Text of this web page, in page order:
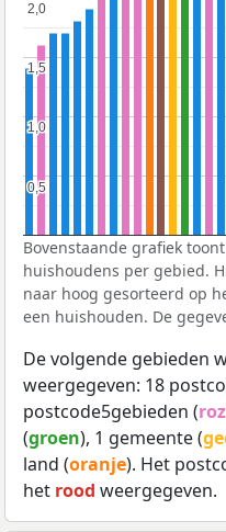
0,5
0,5
1,0
1,0
1,5
1,5
2,0
2,0
Bovenstaande grafiek
huishoudens per gebied.
naar hoog gesorteerd op
een huishouden. De
De volgende gebieden
weergegeven: 18
postcode5gebieden (
(groen), 1 gemeente (
land (oranje). Het
het rood weergegeven.